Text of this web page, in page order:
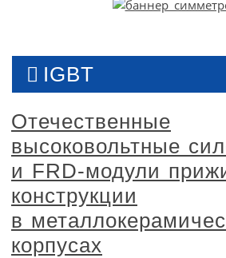
IGBT
Отечественные
высоковольтные
и FRD-модули
конструкции
в
корпусах